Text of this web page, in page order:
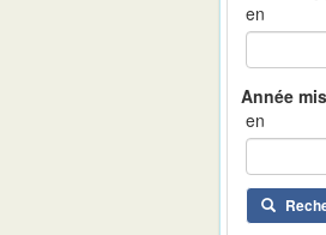
en
en